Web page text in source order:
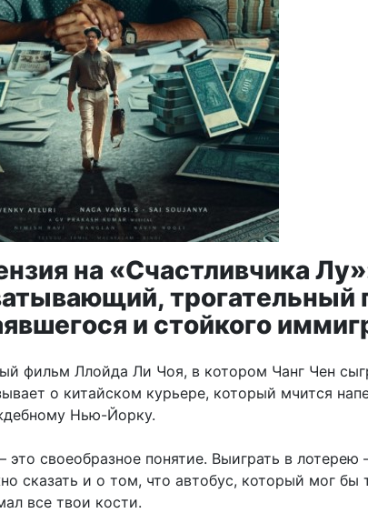
на «Счастливчика
трогательный
и стойкого
фильм Ллойда Ли Чоя, в котором Чанг Чен
о китайском курьере, который мчится
Нью-Йорку.
это своеобразное понятие. Выиграть в лотерею
сказать и о том, что автобус, который мог бы
все твои кости.